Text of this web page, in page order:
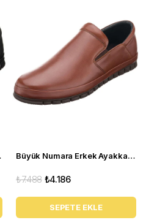
Büyük Numara Erkek Ayakkabı AG1041 Fındık
₺4.186
₺7.488
SEPETE EKLE